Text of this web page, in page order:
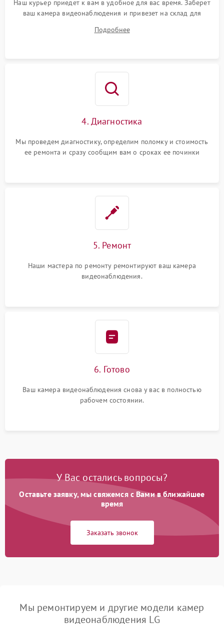
Наш курьер приедет к вам в удобное для вас время. Заберет
ваш камера видеонаблюдения и привезет на склад для
Подробнее
4. Диагностика
Мы проведем диагностику, определим поломку и стоимость
ее ремонта и сразу сообщим вам о сроках ее починки
5. Ремонт
Наши мастера по ремонту ремонтируют ваш камера
видеонаблюдения.
6. Готово
Ваш камера видеонаблюдения снова у вас в полностью
рабочем состоянии.
У Вас остались вопросы?
Оставьте заявку, мы свяжемся с Вами в ближайшее
время
Заказать звонок
Мы ремонтируем и другие модели камер
видеонаблюдения LG